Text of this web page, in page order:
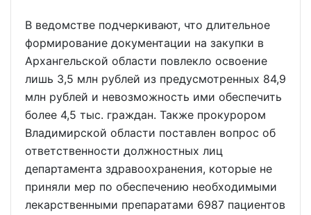
В ведомстве подчеркивают, что длительное
формирование документации на закупки в
Архангельской области повлекло освоение
лишь 3,5 млн рублей из предусмотренных 84,9
млн рублей и невозможность ими обеспечить
более 4,5 тыс. граждан. Также прокурором
Владимирской области поставлен вопрос об
ответственности должностных лиц
департамента здравоохранения, которые не
приняли мер по обеспечению необходимыми
лекарственными препаратами 6987 пациентов